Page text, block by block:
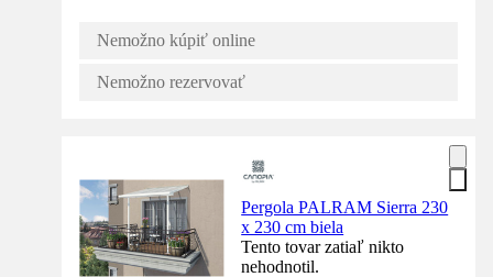
Nemožno kúpiť online
Nemožno rezervovať
Pergola PALRAM Sierra 230
x 230 cm biela
Tento tovar zatiaľ nikto
nehodnotil.